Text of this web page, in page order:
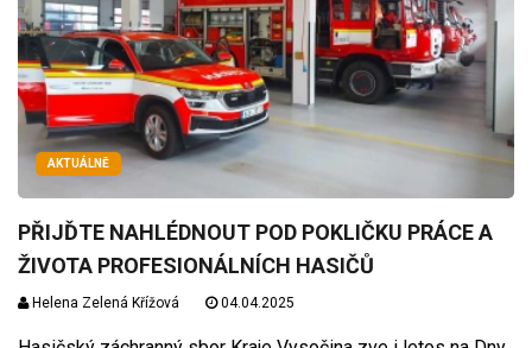
AKTUÁLNĚ
PŘIJĎTE NAHLÉDNOUT POD POKLIČKU PRÁCE A
ŽIVOTA PROFESIONÁLNÍCH HASIČŮ
Helena Zelená Křížová 04.04.2025